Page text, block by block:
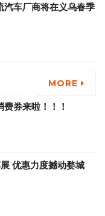
车厂商将在义乌春季
MORE
券来啦！！！
优惠力度撼动婺城